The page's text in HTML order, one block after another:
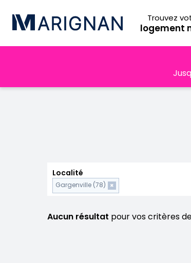
Trouvez
logement
Localité
×
Gargenville (78)
Aucun résultat pour vos critères